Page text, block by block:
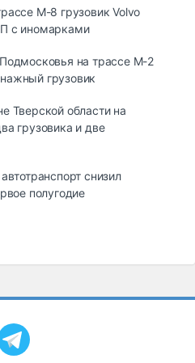
М-8 грузовик Volvo
с иномарками
на трассе М-2
грузовик
Тверской области на
грузовика и две
снизил
полугодие